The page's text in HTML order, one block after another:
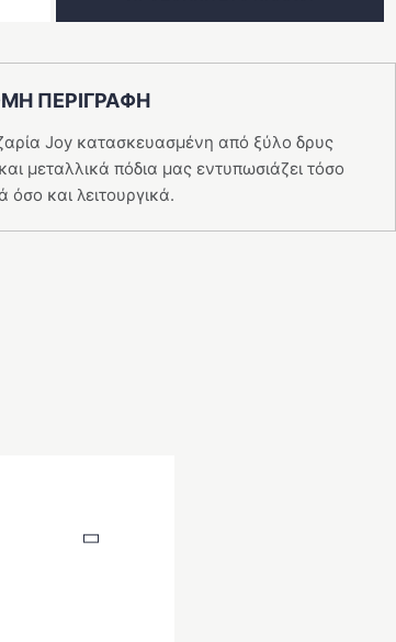
ΠΕΡΙΓΡΑΦΗ
Joy κατασκευασμένη από ξύλο δρυς
μεταλλικά πόδια μας εντυπωσιάζει τόσο
όσο και λειτουργικά.